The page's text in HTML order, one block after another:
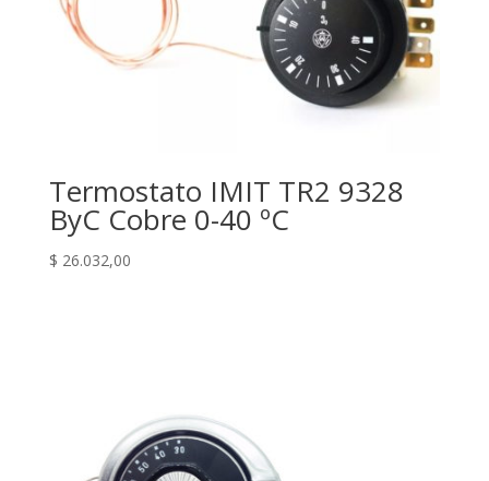
Termostato IMIT TR2 9328
ByC Cobre 0-40 ºC
$ 26.032,00